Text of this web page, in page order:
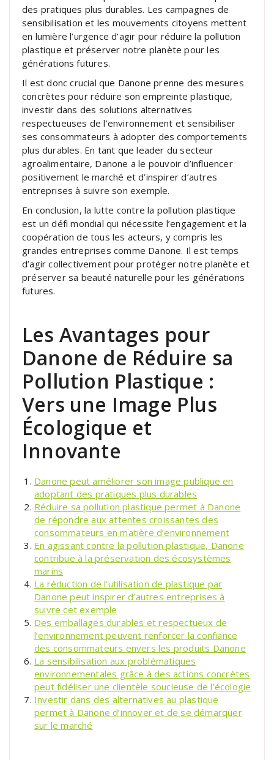
des pratiques plus durables. Les campagnes de
sensibilisation et les mouvements citoyens mettent
en lumière l’urgence d’agir pour réduire la pollution
plastique et préserver notre planète pour les
générations futures.
Il est donc crucial que Danone prenne des mesures
concrètes pour réduire son empreinte plastique,
investir dans des solutions alternatives
respectueuses de l’environnement et sensibiliser
ses consommateurs à adopter des comportements
plus durables. En tant que leader du secteur
agroalimentaire, Danone a le pouvoir d’influencer
positivement le marché et d’inspirer d’autres
entreprises à suivre son exemple.
En conclusion, la lutte contre la pollution plastique
est un défi mondial qui nécessite l’engagement et la
coopération de tous les acteurs, y compris les
grandes entreprises comme Danone. Il est temps
d’agir collectivement pour protéger notre planète et
préserver sa beauté naturelle pour les générations
futures.
Les Avantages pour
Danone de Réduire sa
Pollution Plastique :
Vers une Image Plus
Écologique et
Innovante
Danone peut améliorer son image publique en
adoptant des pratiques plus durables
Réduire sa pollution plastique permet à Danone
de répondre aux attentes croissantes des
consommateurs en matière d’environnement
En agissant contre la pollution plastique, Danone
contribue à la préservation des écosystèmes
marins
La réduction de l’utilisation de plastique par
Danone peut inspirer d’autres entreprises à
suivre cet exemple
Des emballages durables et respectueux de
l’environnement peuvent renforcer la confiance
des consommateurs envers les produits Danone
La sensibilisation aux problématiques
environnementales grâce à des actions concrètes
peut fidéliser une clientèle soucieuse de l’écologie
Investir dans des alternatives au plastique
permet à Danone d’innover et de se démarquer
sur le marché